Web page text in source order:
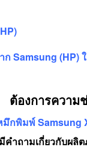
Samsung (HP)
ต้องการความ
มึกพิมพ์ Samsung
ำถามเกี่ยวกับผลิ